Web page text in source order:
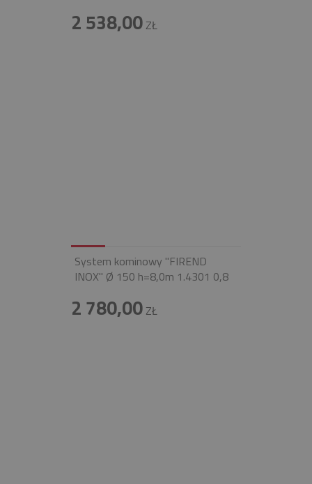
2 538,00ZŁ
System kominowy "FIREND
INOX" Ø 150 h=8,0m 1.4301 0,8
2 780,00ZŁ